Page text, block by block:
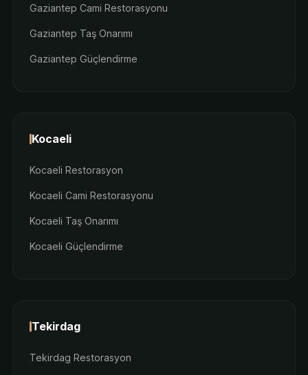
Gaziantep Cami Restorasyonu
Gaziantep Taş Onarımı
Gaziantep Güçlendirme
Kocaeli
Kocaeli Restorasyon
Kocaeli Cami Restorasyonu
Kocaeli Taş Onarımı
Kocaeli Güçlendirme
Tekirdag
Tekirdag Restorasyon